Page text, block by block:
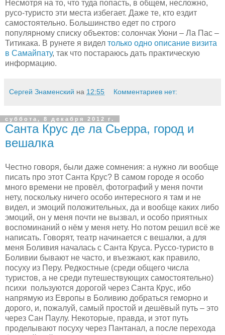
Несмотря на то, что туда попасть, в общем, несложно,
русо-туристо эти места избегает. Даже те, кто ездит
самостоятельно. Большинство едет по строго
популярному списку объектов: солончак Уюни – Ла Пас –
Титикака. В рунете я видел только одно описание визита
в Самайпату, так что постараюсь дать практическую
информацию.
Сергей Знаменский на 12:55 Комментариев нет:
суббота, 8 декабря 2012 г.
Санта Крус де ла Сьерра, город и
вешалка
Честно говоря, были даже сомнения: а нужно ли вообще
писать про этот Санта Крус? В самом городе я особо
много времени не провёл, фотографий у меня почти
нету, поскольку ничего особо интересного я там и не
видел, и эмоций положительных, да и вообще каких либо
эмоций, он у меня почти не вызвал, и особо приятных
воспоминаний о нём у меня нету. Но потом решил всё же
написать. Говорят, театр начинается с вешалки, а для
меня Боливия началась с Санта Круса. Руссо-туристо в
Боливии бывают не часто, и въезжают, как правило,
посуху из Перу. Редкостные (среди общего числа
туристов, а не среди путешествующих самостоятельно)
психи пользуются дорогой через Санта Крус, ибо
напрямую из Европы в Боливию добраться геморно и
дорого, и, пожалуй, самый простой и дешёвый путь – это
через Сан Паулу. Некоторые, правда, и этот путь
проделывают посуху через Пантанал, а после перехода